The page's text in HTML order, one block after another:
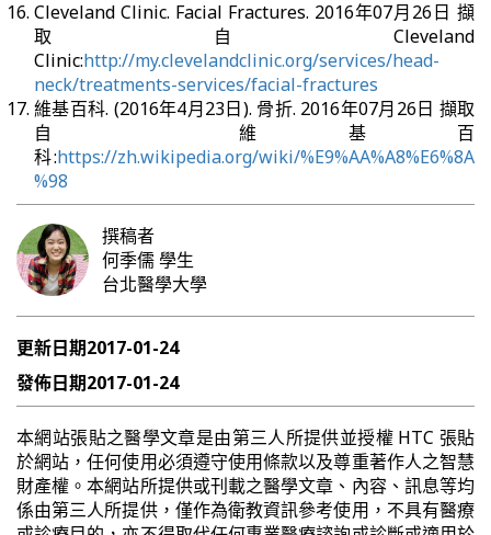
Cleveland Clinic. Facial Fractures. 2016年07月26日 擷
取自Cleveland
Clinic:http://my.clevelandclinic.org/services/head-
neck/treatments-services/facial-fractures
維基百科. (2016年4月23日). 骨折. 2016年07月26日 擷取
自 維基百
科:https://zh.wikipedia.org/wiki/%E9%AA%A8%E6%8A
%98
撰稿者
何季儒學生
台北醫學大學
更新日期2017-01-24
發佈日期2017-01-24
本網站張貼之醫學文章是由第三人所提供並授權 HTC 張貼
於網站，任何使用必須遵守使用條款以及尊重著作人之智慧
財產權。本網站所提供或刊載之醫學文章、內容、訊息等均
係由第三人所提供，僅作為衛教資訊參考使用，不具有醫療